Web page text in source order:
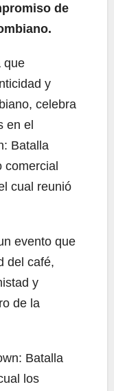
de
que
y
celebra
en el
Batalla
comercial
cual reunió
evento que
del café,
y
de la
Batalla
los